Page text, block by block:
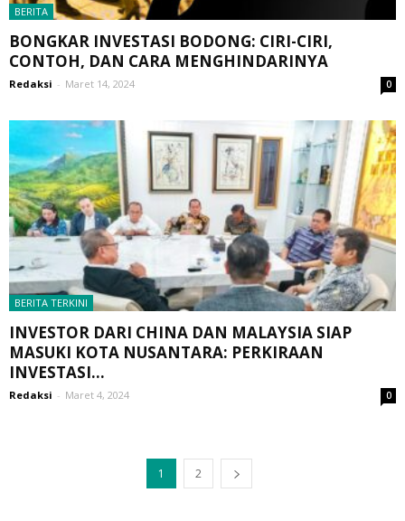
BERITA
BONGKAR INVESTASI BODONG: CIRI-CIRI,
CONTOH, DAN CARA MENGHINDARINYA
Redaksi - Maret 14, 2024 0
BERITA TERKINI
INVESTOR DARI CHINA DAN MALAYSIA SIAP
MASUKI KOTA NUSANTARA: PERKIRAAN
INVESTASI...
Redaksi - Maret 4, 2024 0
1 2